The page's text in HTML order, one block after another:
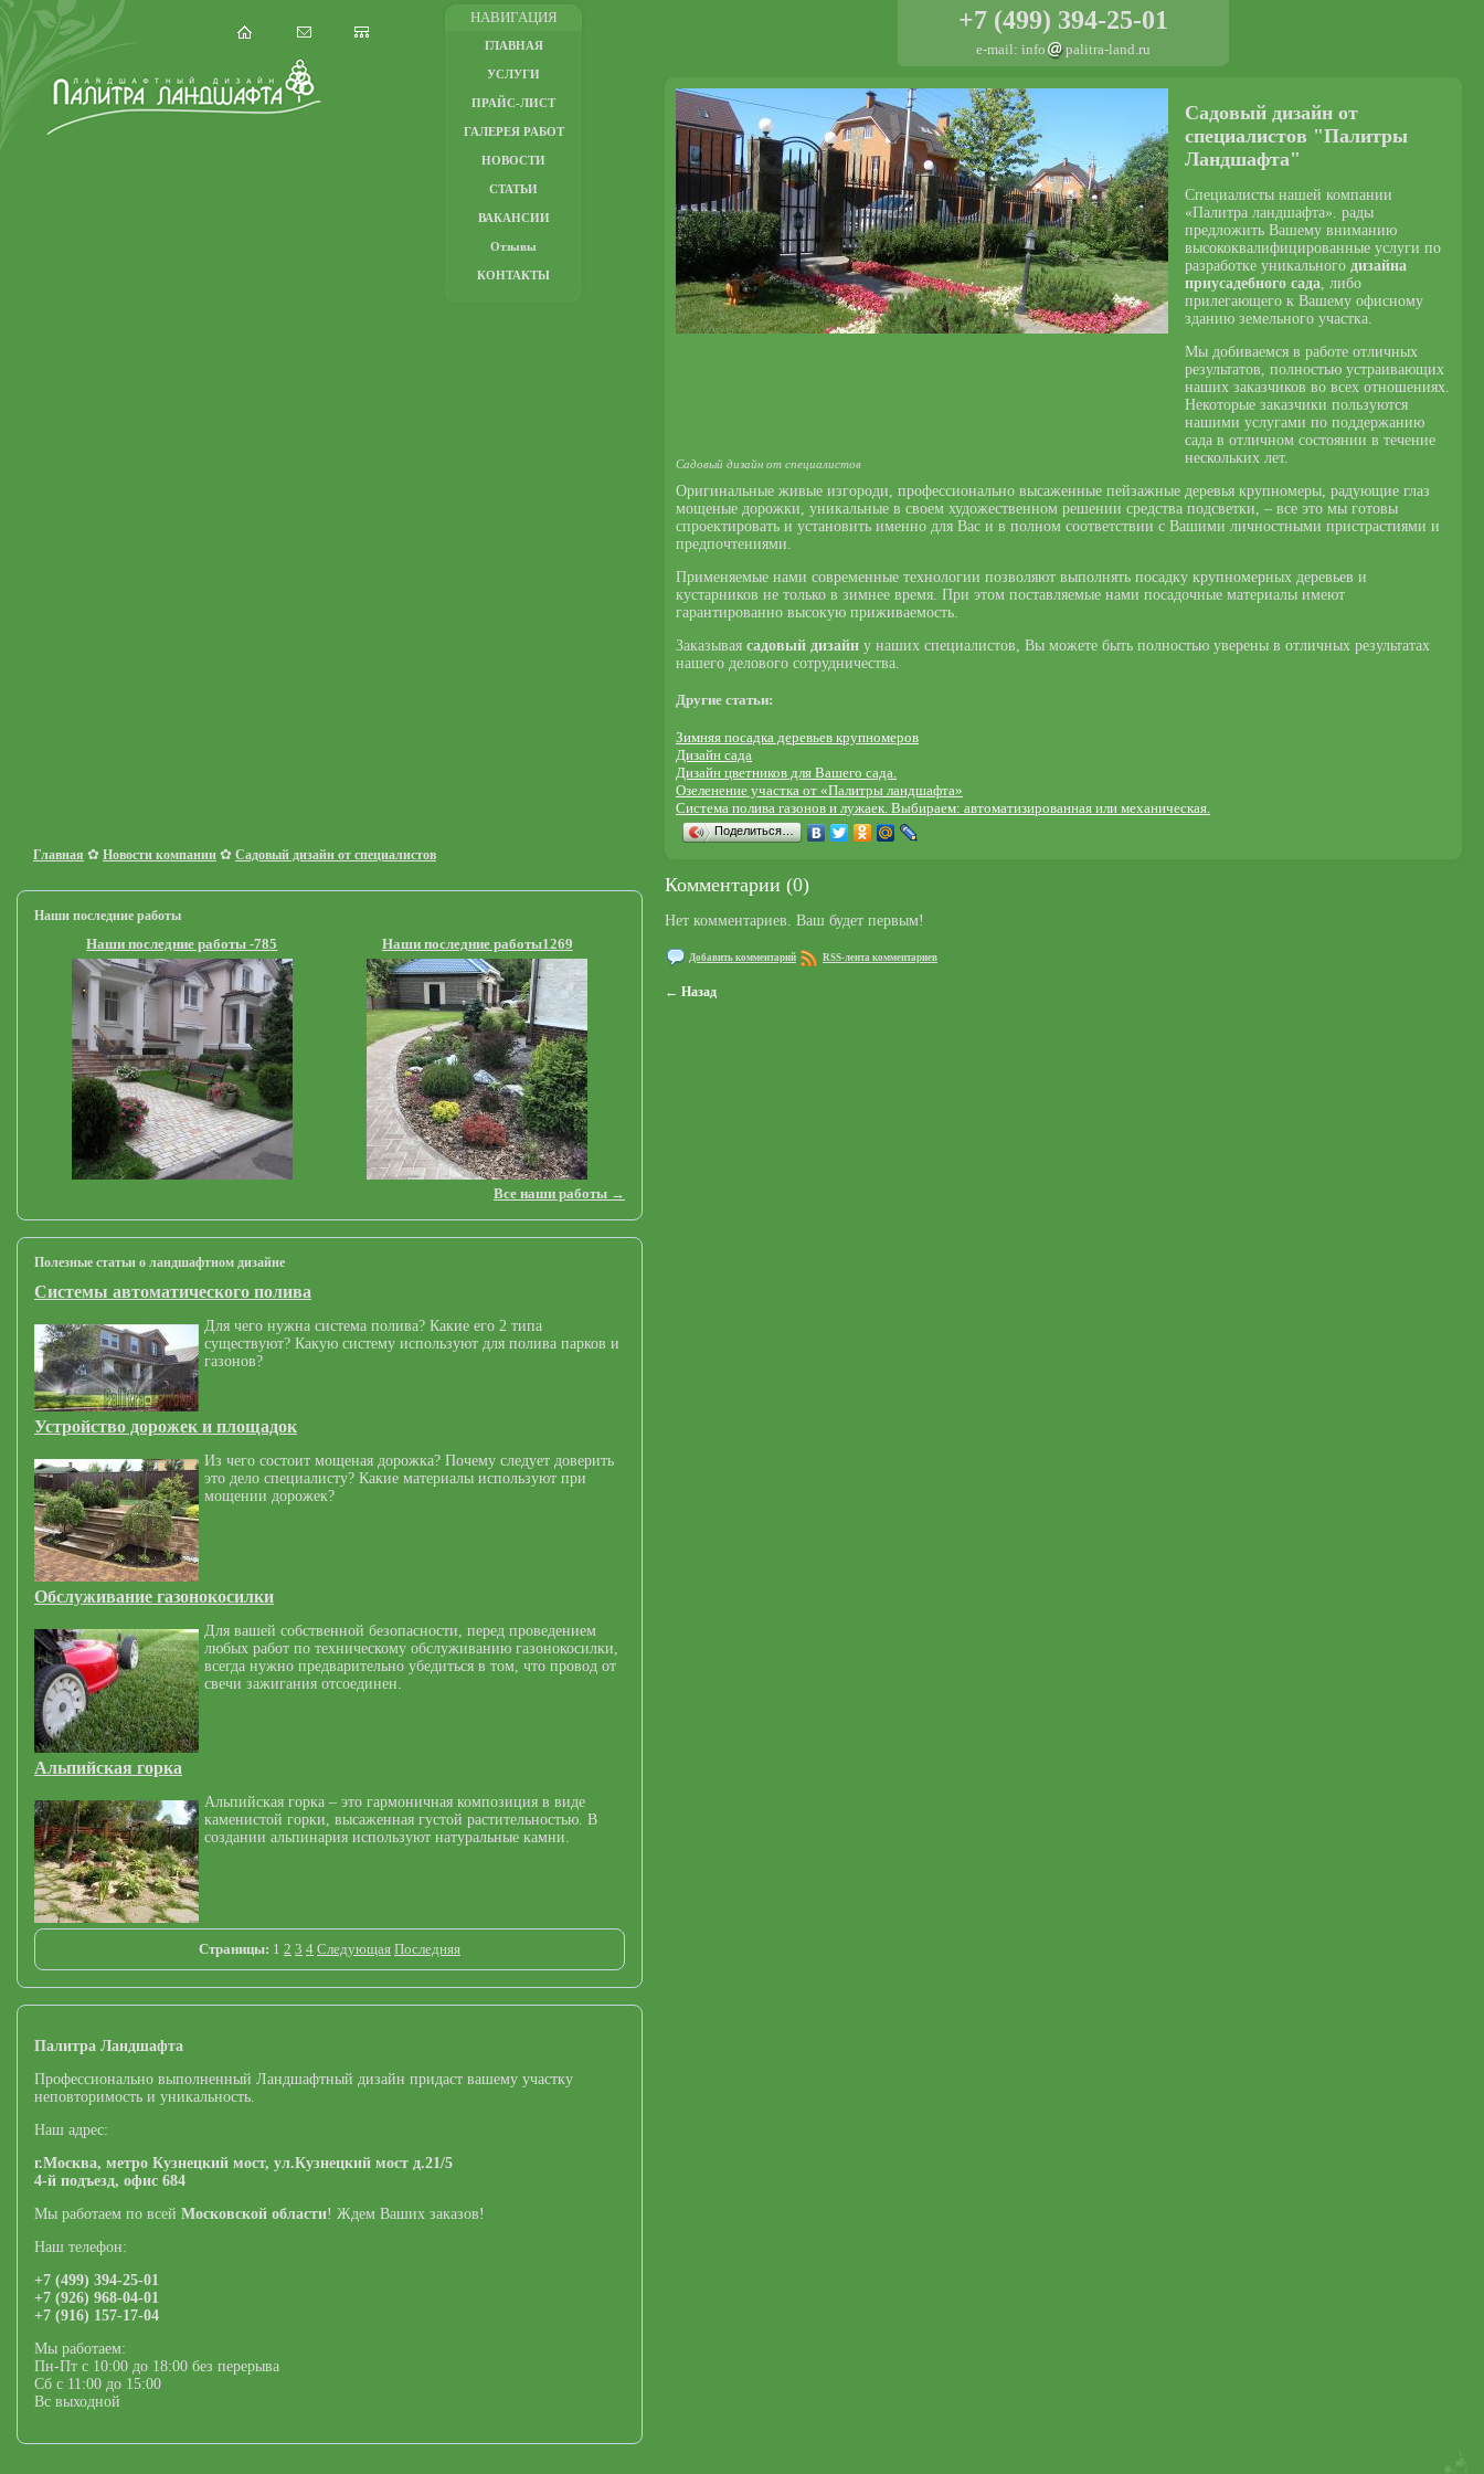
НАВИГАЦИЯ
ГЛАВНАЯ
УСЛУГИ
ПРАЙС-ЛИСТ
ГАЛЕРЕЯ РАБОТ
НОВОСТИ
СТАТЬИ
ВАКАНСИИ
Отзывы
КОНТАКТЫ
Главная ✿ Новости компании ✿ Садовый дизайн от специалистов
Наши последние работы
Наши последние работы -785 Наши последние работы1269
Все наши работы →
Полезные статьи о ландшафтном дизайне
Системы автоматического полива
Для чего нужна система полива? Какие его 2 типа
существуют? Какую систему используют для полива парков и
газонов?
Устройство дорожек и площадок
Из чего состоит мощеная дорожка? Почему следует доверить
это дело специалисту? Какие материалы используют при
мощении дорожек?
Обслуживание газонокосилки
Для вашей собственной безопасности, перед проведением
любых работ по техническому обслуживанию газонокосилки,
всегда нужно предварительно убедиться в том, что провод от
свечи зажигания отсоединен.
Альпийская горка
Альпийская горка – это гармоничная композиция в виде
каменистой горки, высаженная густой растительностью. В
создании альпинария используют натуральные камни.
Страницы: 1 2 3 4 Следующая Последняя
Палитра Ландшафта
Профессионально выполненный Ландшафтный дизайн придаст вашему участку
неповторимость и уникальность.
Наш адрес:
г.Москва, метро Кузнецкий мост, ул.Кузнецкий мост д.21/5
4-й подъезд, офис 684
Мы работаем по всей Московской области! Ждем Ваших заказов!
Наш телефон:
+7 (499) 394-25-01
+7 (926) 968-04-01
+7 (916) 157-17-04
Мы работаем:
Пн-Пт с 10:00 до 18:00 без перерыва
Сб с 11:00 до 15:00
Вс выходной
+7 (499) 394-25-01
e-mail: info palitra-land.ru
Садовый дизайн от специалистов
Садовый дизайн от
специалистов "Палитры
Ландшафта"
Специалисты нашей компании
«Палитра ландшафта». рады
предложить Вашему вниманию
высококвалифицированные услуги по
разработке уникального дизайна
приусадебного сада, либо
прилегающего к Вашему офисному
зданию земельного участка.
Мы добиваемся в работе отличных
результатов, полностью устраивающих
наших заказчиков во всех отношениях.
Некоторые заказчики пользуются
нашими услугами по поддержанию
сада в отличном состоянии в течение
нескольких лет.
Оригинальные живые изгороди, профессионально высаженные пейзажные деревья крупномеры, радующие глаз
мощеные дорожки, уникальные в своем художественном решении средства подсветки, – все это мы готовы
спроектировать и установить именно для Вас и в полном соответствии с Вашими личностными пристрастиями и
предпочтениями.
Применяемые нами современные технологии позволяют выполнять посадку крупномерных деревьев и
кустарников не только в зимнее время. При этом поставляемые нами посадочные материалы имеют
гарантированно высокую приживаемость.
Заказывая садовый дизайн у наших специалистов, Вы можете быть полностью уверены в отличных результатах
нашего делового сотрудничества.
Другие статьи:
Зимняя посадка деревьев крупномеров
Дизaйн сада
Дизайн цветников для Вашего сада.
Озеленение участка от «Палитры ландшафта»
Система полива газонов и лужаек. Выбираем: автоматизированная или механическая.
Поделиться…
Комментарии (0)
Нет комментариев. Ваш будет первым!
Добавить комментарий RSS-лента комментариев
← Назад